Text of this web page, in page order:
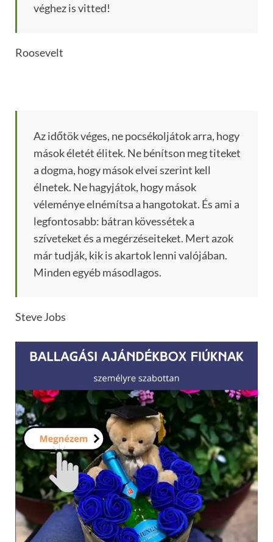
véghez is vitted!
Roosevelt
Az időtök véges, ne pocsékoljátok arra, hogy
mások életét élitek. Ne bénítson meg titeket
a dogma, hogy mások elvei szerint kell
élnetek. Ne hagyjátok, hogy mások
véleménye elnémítsa a hangotokat. És ami a
legfontosabb: bátran kövessétek a
szíveteket és a megérzéseiteket. Mert azok
már tudják, kik is akartok lenni valójában.
Minden egyéb másodlagos.
Steve Jobs